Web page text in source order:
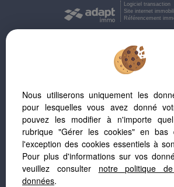
Logiciel transaction
Site internet
Référencement
Nice (06200)
Nice (06300)
Saint Etienne De Tinee (06660)
Eze (06360)
Nice (06100)
La Turbie (06320)
La Gaude (06610)
Nous utiliserons uniquement les
pour lesquelles vous avez donné
pouvez les modifier à n'importe
rubrique "Gérer les cookies" en
l'exception des cookies essentiels à
Pour plus d'informations sur vos
veuillez consulter notre politique
données.